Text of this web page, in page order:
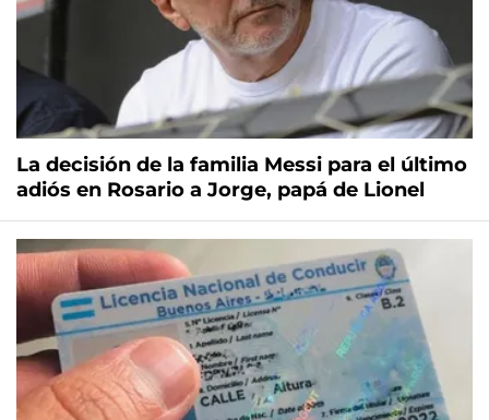
La decisión de la familia Messi para el último
adiós en Rosario a Jorge, papá de Lionel